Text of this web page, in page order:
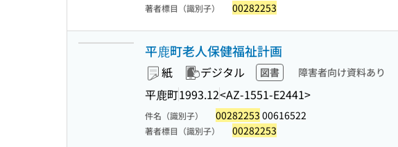
著者標目（識別子） 00282253
平鹿町老人保健福祉計画
紙 デジタル 図書 障害者向け資料あり
平鹿町1993.12<AZ-1551-E2441>
件名（識別子） 00282253 00616522
著者標目（識別子） 00282253